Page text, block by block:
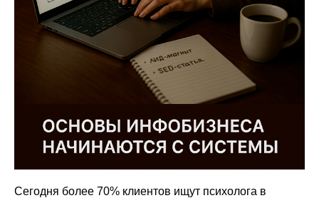
Сегодня более 70% клиентов ищут психолога в